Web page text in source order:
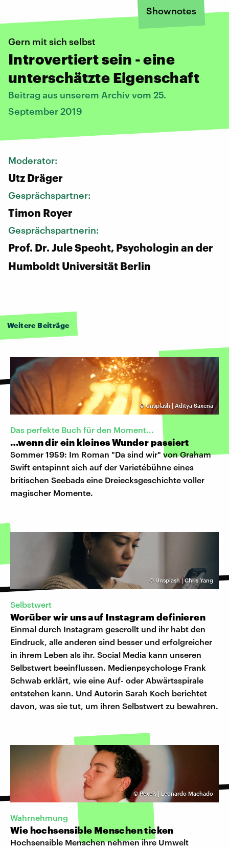
Shownotes
Gern mit sich selbst
Introvertiert sein - eine
unterschätzte Eigenschaft
Beitrag aus unserem Archiv vom 25.
September 2019
Moderator:
Utz Dräger
Gesprächspartner:
Timon Royer
Gesprächspartnerin:
Prof. Dr. Jule Specht, Psychologin an der
Humboldt Universität Berlin
Weitere Beiträge
©Unsplash | Aditya Saxena
Das perfekte Buch für den Moment...
…wenn dir ein kleines Wunder passiert
Sommer 1959: Im Roman "Da sind wir" von Graham
Swift entspinnt sich auf der Varietébühne eines
britischen Seebads eine Dreiecksgeschichte voller
magischer Momente.
© Unsplash | Chris Yang
Selbstwert
Worüber wir uns auf Instagram definieren
Einmal durch Instagram gescrollt und ihr habt den
Eindruck, alle anderen sind besser und erfolgreicher
in ihrem Leben als ihr. Social Media kann unseren
Selbstwert beeinflussen. Medienpsychologe Frank
Schwab erklärt, wie eine Auf- oder Abwärtsspirale
entstehen kann. Und Autorin Sarah Koch berichtet
davon, was sie tut, um ihren Selbstwert zu bewahren.
©Pexels | Leonardo Machado
Wahrnehmung
Wie hochsensible Menschen ticken
Hochsensible Menschen nehmen ihre Umwelt